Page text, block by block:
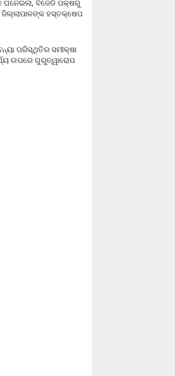
ଘନେଇଲା, ବିଜେଡି ପକ୍ଷରୁ
ଜିଲ୍ଲାପାଳଙ୍କ ହସ୍ତକ୍ଷେପ
ପରିସ୍ଥିତିର ସମୀକ୍ଷା
ଉପରେ ଗୁରୁତ୍ୱାରୋପ